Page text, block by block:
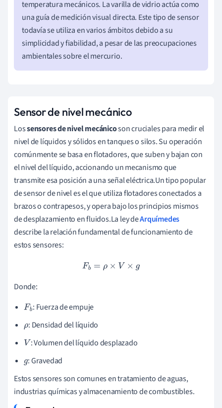
temperatura mecánicos. La varilla de vidrio actúa como
una guía de medición visual directa. Este tipo de sensor
todavía se utiliza en varios ámbitos debido a su
simplicidad y fiabilidad, a pesar de las preocupaciones
ambientales sobre el mercurio.
Sensor de nivel mecánico
Lossensores de nivel mecánicoson cruciales para medir el
nivel de líquidos y sólidos en tanques o silos. Su operación
comúnmente se basa en flotadores, que suben y bajan con
el nivel del líquido, accionando un mecanismo que
transmite esa posición a una señal eléctrica.Un tipo popular
de sensor de nivel es el que utiliza flotadores conectados a
brazos o contrapesos, y opera bajo los principios mismos
de desplazamiento en fluidos.La ley deArquímedes
describe la relación fundamental de funcionamiento de
estos sensores:
Fb=ρ× V×g
Donde:
Fb: Fuerza de empuje
ρ: Densidad del líquido
V : Volumen del líquido desplazado
g: Gravedad
Estos sensores son comunes en tratamiento de aguas,
industrias químicas y almacenamiento de combustibles.